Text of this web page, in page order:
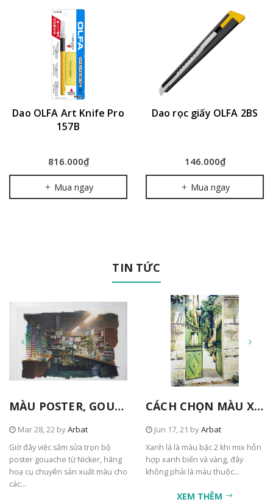
Dao OLFA Art Knife Pro
157B
816.000₫
Mua ngay
Dao rọc giấy OLFA 2BS
146.000₫
Mua ngay
TIN TỨC
MÀU POSTER, GOUACHE TỪ NICKER
Mar 28, 22 byArbat
Giờ đây việc sắm sửa trọn bộ
poster gouache từ Nicker, hãng
hoạ cụ chuyên sản xuất màu cho
các...
CÁCH CHỌN MÀU XANH TRONG TRANH
Jun 17, 21 byArbat
Xanh lá là màu bậc 2 khi mix hỗn
hợp xanh biển và vàng, đây
không phải là màu thuộc...
XEM THÊM